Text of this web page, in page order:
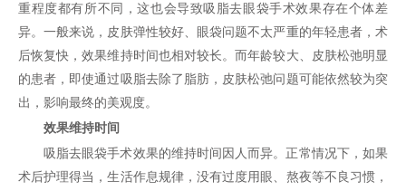
重程度都有所不同，这也会导致吸脂去眼袋手术效果存在个体差
异。一般来说，皮肤弹性较好、眼袋问题不太严重的年轻患者，术
后恢复快，效果维持时间也相对较长。而年龄较大、皮肤松弛明显
的患者，即使通过吸脂去除了脂肪，皮肤松弛问题可能依然较为突
出，影响最终的美观度。
效果维持时间
吸脂去眼袋手术效果的维持时间因人而异。正常情况下，如果
术后护理得当，生活作息规律，没有过度用眼、熬夜等不良习惯，